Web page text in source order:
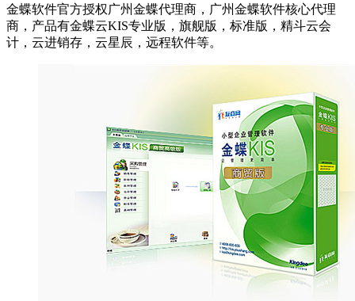
金蝶软件官方授权广州金蝶代理商，广州金蝶软件核心代理
商，产品有金蝶云KIS专业版，旗舰版，标准版，精斗云会
计，云进销存，云星辰，远程软件等。